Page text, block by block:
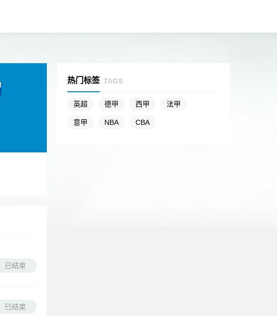
已结束
已结束
热门标签 TAGS
英超 德甲 西甲 法甲
意甲 NBA CBA